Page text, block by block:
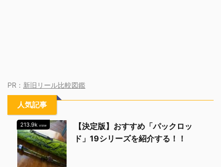
PR： 新旧リール比較図鑑
人気記事
213.9k view
【決定版】おすすめ「パックロッ
ド」19シリーズを紹介する！！